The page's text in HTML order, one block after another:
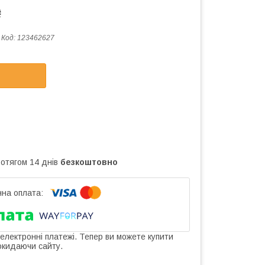
Код: 123462627
14 днів безкоштовно
платежі. Тепер ви можете купити
сайту.